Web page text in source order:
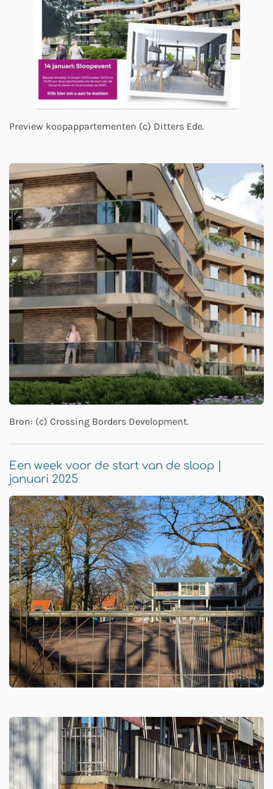
Preview koopappartementen (c) Ditters Ede.
Bron: (c) Crossing Borders Development.
Een week voor de start van de sloop |
januari 2025